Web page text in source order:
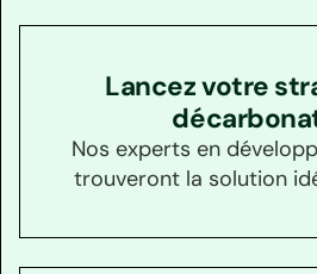
Lancez votre
Nos experts en
trouveront la solution